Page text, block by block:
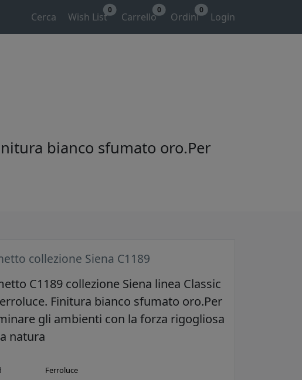
Cerca Wish List
0
Carrello
0
Ordini
0
Login
bianco sfumato oro.Per
collezione Siena C1189
C1189 collezione Siena linea Classic
Finitura bianco sfumato oro.Per
gli ambienti con la forza rigogliosa
natura
Ferroluce